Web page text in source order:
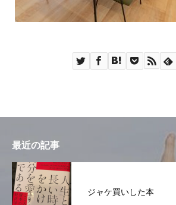
最近の記事
ジャケ買いした本